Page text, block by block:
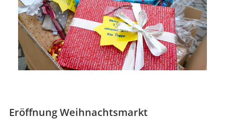
Eröffnung Weihnachtsmarkt